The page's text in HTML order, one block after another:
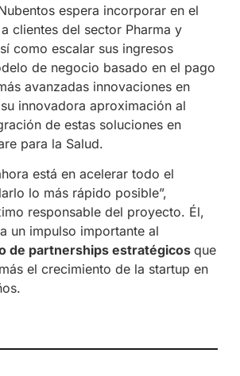
espera incorporar en el
clientes del sector Pharma y
como escalar sus ingresos
de negocio basado en el pago
avanzadas innovaciones en
innovadora aproximación al
de estas soluciones en
para la Salud.
está en acelerar todo el
lo más rápido posible”,
responsable del proyecto. Él,
un impulso importante al
de partnerships estratégicos que
el crecimiento de la startup en